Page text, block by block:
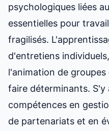
psychologiques liées
essentielles pour
fragilisés.
d'entretiens
l'animation de
faire déterminants. S'y
compétences en
de partenariats et en